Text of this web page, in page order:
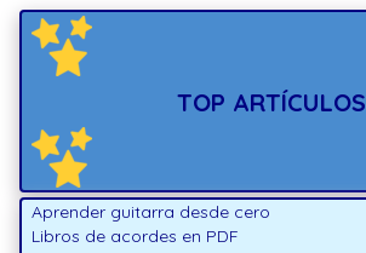
TOP ARTÍCULOS
Aprender guitarra desde cero
Libros de acordes en PDF